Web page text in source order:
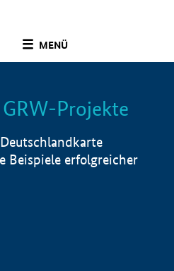
MENÜ
Info
Projekte
Beispiele erfolgreicher